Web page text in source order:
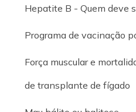
Hepatite B - Quem deve
Programa de vacinação
Força muscular e
de transplante de fígado